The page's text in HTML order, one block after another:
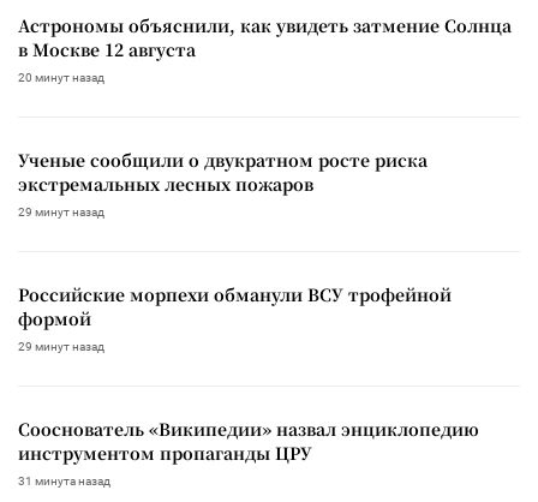
Астрономы объяснили, как увидеть затмение Солнца
в Москве 12 августа
20 минут назад
Ученые сообщили о двукратном росте риска
экстремальных лесных пожаров
29 минут назад
Российские морпехи обманули ВСУ трофейной
формой
29 минут назад
Сооснователь «Википедии» назвал энциклопедию
инструментом пропаганды ЦРУ
31 минута назад